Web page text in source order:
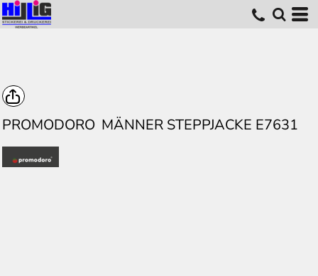
PROMODORO MÄNNER STEPPJACKE E7631